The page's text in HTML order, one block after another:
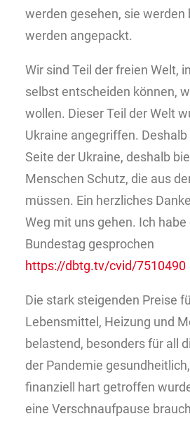
werden gesehen, sie werden
werden angepackt.
Wir sind Teil der freien Welt,
selbst entscheiden können,
wollen. Dieser Teil der Welt
Ukraine angegriffen.
Seite der Ukraine, deshalb
Menschen Schutz, die aus
müssen. Ein herzliches
Weg mit uns gehen. Ich
Bundestag gesprochen
https://dbtg.tv/cvid/7510490
Die stark steigenden Preise
Lebensmittel, Heizung und
belastend, besonders für all
der Pandemie
finanziell hart getroffen
eine Verschnaufpause